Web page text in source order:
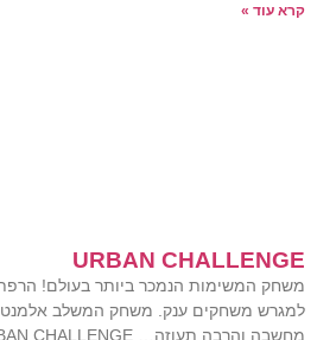
קרא עוד »
URBAN CHALLENGE
משחק המשימות הנמכר ביותר בעולם!
למגרש משחקים ענק. משחק המשלב
מחשבה והרבה תעוזה… URBAN CHALLENGE הוא